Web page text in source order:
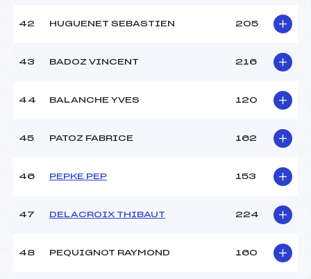
42 HUGUENET SEBASTIEN 205
43 BADOZ VINCENT 216
44 BALANCHE YVES 120
45 PATOZ FABRICE 162
46 PEPKE PEP 153
47 DELACROIX THIBAUT 224
48 PEQUIGNOT RAYMOND 160